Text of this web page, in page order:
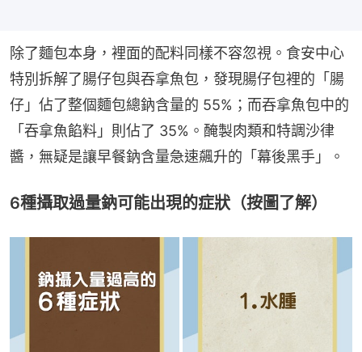
除了麵包本身，裡面的配料同樣不容忽視。食安中心
特別拆解了腸仔包與吞拿魚包，發現腸仔包裡的「腸
仔」佔了整個麵包總鈉含量的 55%；而吞拿魚包中的
「吞拿魚餡料」則佔了 35%。醃製肉類和特調沙律
醬，無疑是讓早餐鈉含量急速飆升的「幕後黑手」。
6種攝取過量鈉可能出現的症狀（按圖了解）